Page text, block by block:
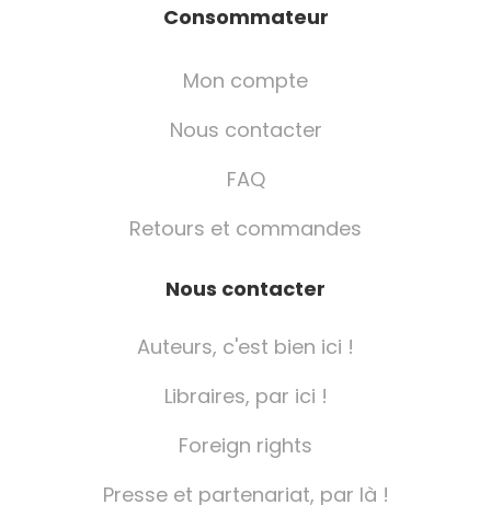
Consommateur
Mon compte
Nous contacter
FAQ
Retours et commandes
Nous contacter
Auteurs, c'est bien ici !
Libraires, par ici !
Foreign rights
Presse et partenariat, par là !